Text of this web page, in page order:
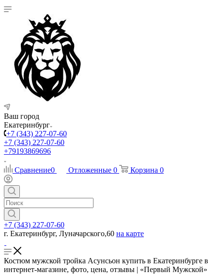
Ваш город
Екатеринбург
+7 (343) 227-07-60
+7 (343) 227-07-60
+79193869696
Сравнение0 Отложенные 0 Корзина 0
+7 (343) 227-07-60
г. Екатеринбург, Луначарского,60 на карте
Костюм мужской тройка Асунсьон купить в Екатеринбурге в
интернет-магазине, фото, цена, отзывы | «Первый Мужской»